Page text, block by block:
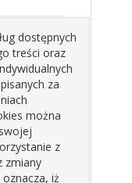
RÓŻOWA
PJ
43,86 zł
dostępnych
treści oraz
za
można
z
zmiany
iż